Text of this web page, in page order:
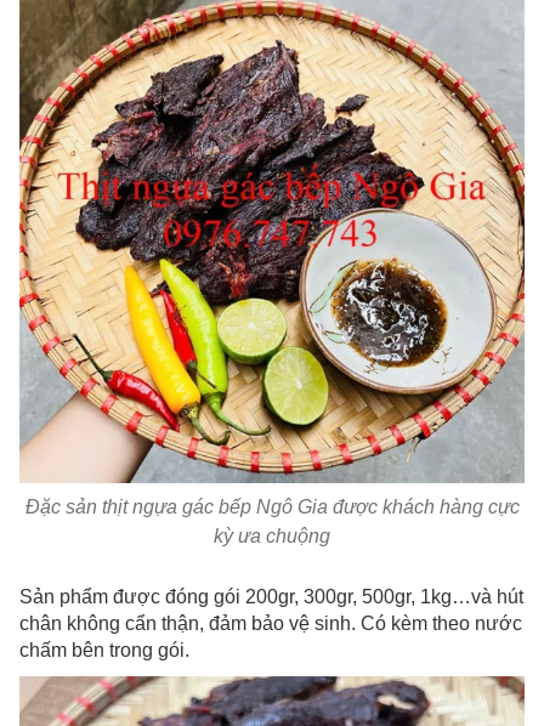
Đặc sản thịt ngựa gác bếp Ngô Gia được khách hàng cực
kỳ ưa chuộng
Sản phẩm được đóng gói 200gr, 300gr, 500gr, 1kg…và hút
chân không cẩn thận, đảm bảo vệ sinh. Có kèm theo nước
chấm bên trong gói.